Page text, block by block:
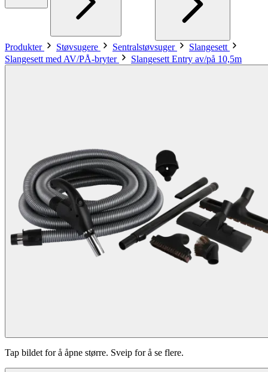
Produkter Støvsugere Sentralstøvsuger
Slangesett
Slangesett med AV/PÅ-bryter
Slangesett Entry av/på 10,5m
Tap bildet for å åpne større. Sveip for å se flere.